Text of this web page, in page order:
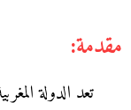
مقدمة:
تعد الدولة